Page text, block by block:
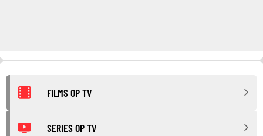
FILMS OP TV
SERIES OP TV